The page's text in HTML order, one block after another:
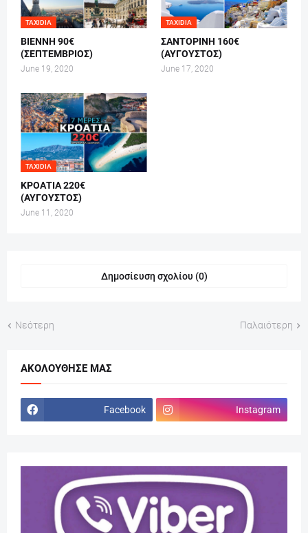
TAXIDIA
ΒΙΕΝΝΗ 90€
(ΣΕΠΤΕΜΒΡΙΟΣ)
June 19, 2020
TAXIDIA
ΣΑΝΤΟΡΙΝΗ 160€
(ΑΥΓΟΥΣΤΟΣ)
June 17, 2020
TAXIDIA
ΚΡΟΑΤΙΑ 220€
(ΑΥΓΟΥΣΤΟΣ)
June 11, 2020
Δημοσίευση σχολίου (0)
Νεότερη Παλαιότερη
ΑΚΟΛΟΎΘΗΣΕ ΜΑΣ
Facebook Instagram